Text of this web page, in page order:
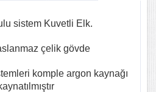
sistem Kuvetli Elk.
çelik gövde
komple argon kaynağı